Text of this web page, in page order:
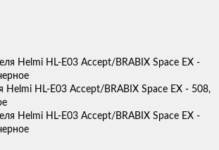
Helmi HL-E03 Accept/BRABIX Space EX - 508,